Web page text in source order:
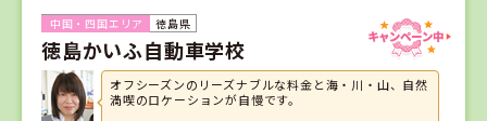
徳島県
徳島かいふ自動車学校
オフシーズンのリーズナブルな料金と海・川・山、自然
満喫のロケーションが自慢です。